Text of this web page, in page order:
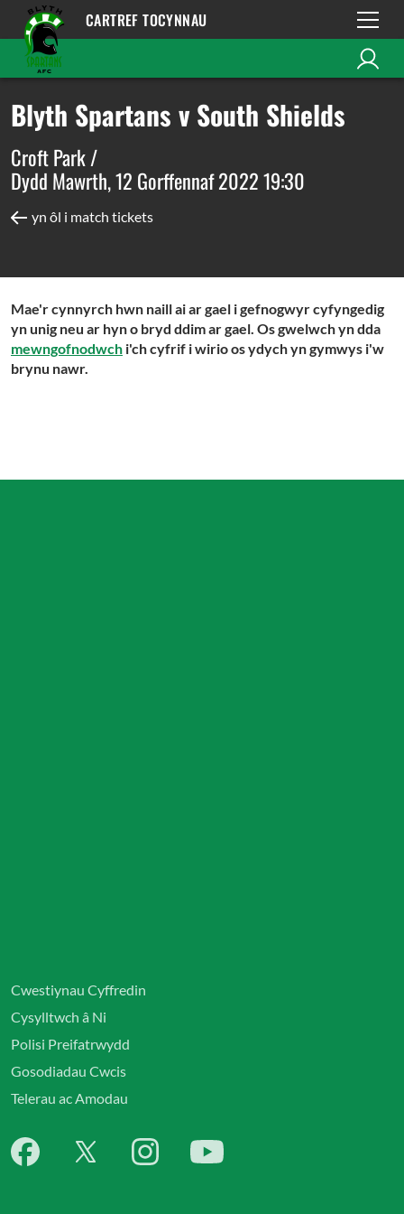
CARTREF TOCYNNAU
Blyth Spartans v South Shields
Croft Park /
Dydd Mawrth, 12 Gorffennaf 2022 19:30
yn ôl i match tickets
Mae'r cynnyrch hwn naill ai ar gael i gefnogwyr cyfyngedig
yn unig neu ar hyn o bryd ddim ar gael. Os gwelwch yn dda
mewngofnodwch i'ch cyfrif i wirio os ydych yn gymwys i'w
brynu nawr.
Cwestiynau Cyffredin
Cysylltwch â Ni
Polisi Preifatrwydd
Gosodiadau Cwcis
Telerau ac Amodau